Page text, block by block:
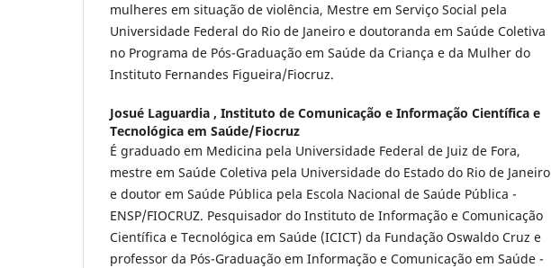
mulheres em situação de violência, Mestre em Serviço Social pela
Universidade Federal do Rio de Janeiro e doutoranda em Saúde Coletiva
no Programa de Pós-Graduação em Saúde da Criança e da Mulher do
Instituto Fernandes Figueira/Fiocruz.
Josué Laguardia , Instituto de Comunicação e Informação Científica e
Tecnológica em Saúde/Fiocruz
É graduado em Medicina pela Universidade Federal de Juiz de Fora,
mestre em Saúde Coletiva pela Universidade do Estado do Rio de Janeiro
e doutor em Saúde Pública pela Escola Nacional de Saúde Pública -
ENSP/FIOCRUZ. Pesquisador do Instituto de Informação e Comunicação
Científica e Tecnológica em Saúde (ICICT) da Fundação Oswaldo Cruz e
professor da Pós-Graduação em Informação e Comunicação em Saúde -